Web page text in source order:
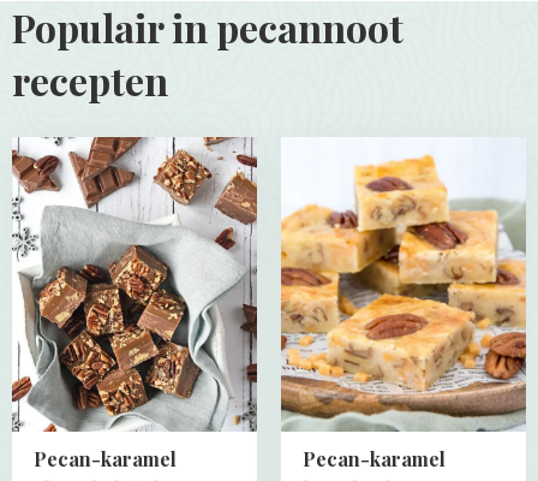
Populair in pecannoot
recepten
Pecan-karamel
Read
more
about
Pecan-
karamel
chocoladefudge
Pecan-karamel
about
Pecan-
karamel
boterkoek